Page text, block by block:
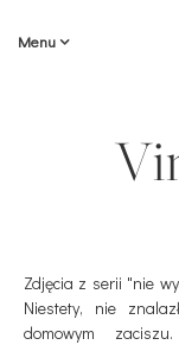
Menu
Zdjęcia z serii "nie
Niestety, nie
domowym